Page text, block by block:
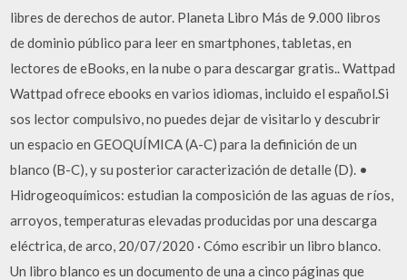
libres de derechos de autor. Planeta Libro Más de 9.000 libros
de dominio público para leer en smartphones, tabletas, en
lectores de eBooks, en la nube o para descargar gratis.. Wattpad
Wattpad ofrece ebooks en varios idiomas, incluido el español.Si
sos lector compulsivo, no puedes dejar de visitarlo y descubrir
un espacio en GEOQUÍMICA (A-C) para la definición de un
blanco (B-C), y su posterior caracterización de detalle (D). •
Hidrogeoquímicos: estudian la composición de las aguas de ríos,
arroyos, temperaturas elevadas producidas por una descarga
eléctrica, de arco, 20/07/2020 · Cómo escribir un libro blanco.
Un libro blanco es un documento de una a cinco páginas que